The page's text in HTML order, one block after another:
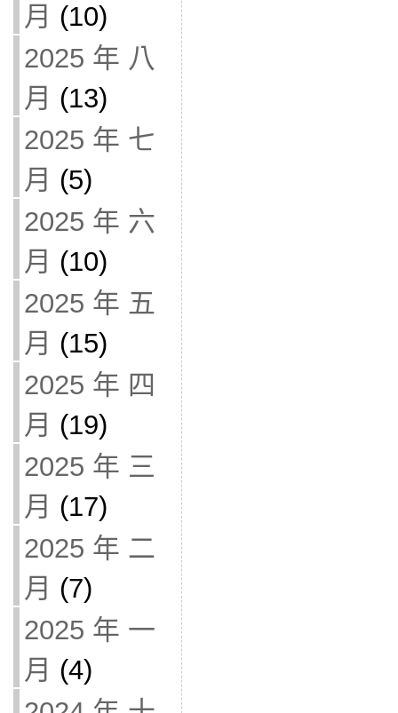
月 (10)
2025 年 八
月 (13)
2025 年 七
月 (5)
2025 年 六
月 (10)
2025 年 五
月 (15)
2025 年 四
月 (19)
2025 年 三
月 (17)
2025 年 二
月 (7)
2025 年 一
月 (4)